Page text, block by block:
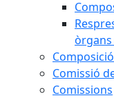
òrgans
Comissió
Comissions